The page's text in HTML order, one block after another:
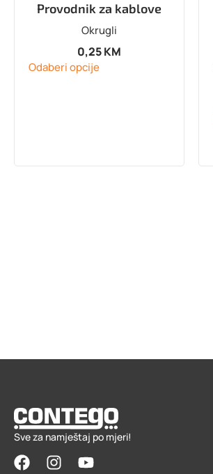
Provodnik za kablove
Okrugli
0,25KM
Odaberi opcije
Sve za namještaj po mjeri!